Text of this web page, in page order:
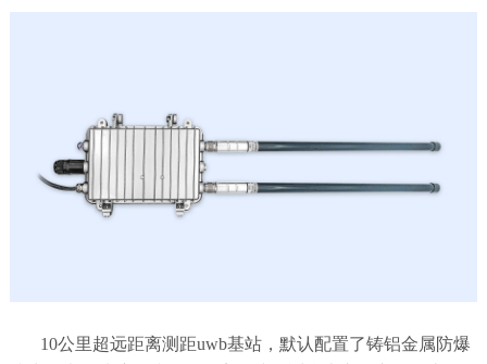
10公里超远距离测距uwb基站，默认配置了铸铝金属防爆